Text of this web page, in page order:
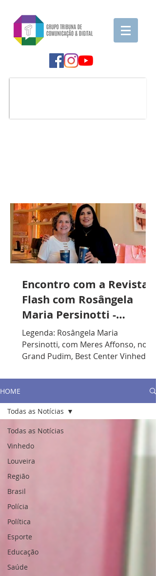
Encontro com a Revista
Flash com Rosângela
Maria Persinotti -
Presidente do Lions
Clube de Vinhedo
Legenda: Rosângela Maria
Persinotti, com Meres Affonso, no
Grand Pudim, Best Center Vinhedo. /
formação acadêmica? R.P.: Sou
gosto muito de música. Toco piano e
violão. Lecionei durante anos em
escolas particulares e, nos últimos
Prefeitura Municipal de Campinas.
R.F.: Como ingressou no Lions Clube
de Vinhedo? R.P.: Casei-me com
anos. Aposen
HOME
Todas as Notícias
Vinhedo
Louveira
Região
Brasil
Polícia
Política
Esporte
Educação
Saúde
Todas as Notícias